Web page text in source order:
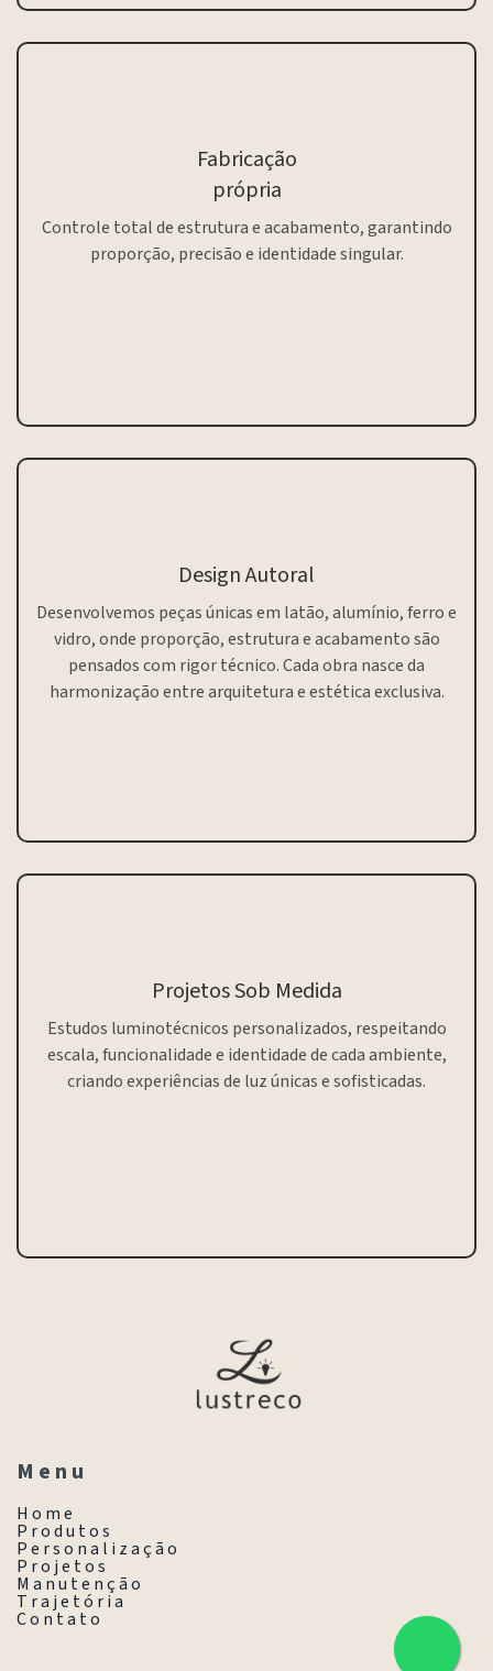
Fabricação
própria
Controle total de estrutura e acabamento, garantindo
proporção, precisão e identidade singular.
Design Autoral
Desenvolvemos peças únicas em latão, alumínio, ferro e
vidro, onde proporção, estrutura e acabamento são
pensados com rigor técnico. Cada obra nasce da
harmonização entre arquitetura e estética exclusiva.
Projetos Sob Medida
Estudos luminotécnicos personalizados, respeitando
escala, funcionalidade e identidade de cada ambiente,
criando experiências de luz únicas e sofisticadas.
M e n u
H o m e
P r o d u t o s
P e r s o n a l i z a ç ã o
P r o j e t o s
M a n u t e n ç ã o
T r a j e t ó r i a
C o n t a t o